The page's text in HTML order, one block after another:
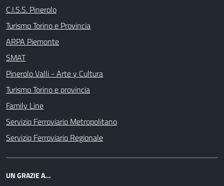
C.I.S.S. Pinerolo
Turismo Torino e Provincia
ARPA Piemonte
SMAT
Pinerolo Valli - Arte y Cultura
Turismo Torino e provincia
Family Line
Servizio Ferroviario Metropolitano
Servizio Ferroviario Regionale
UN GRAZIE A...